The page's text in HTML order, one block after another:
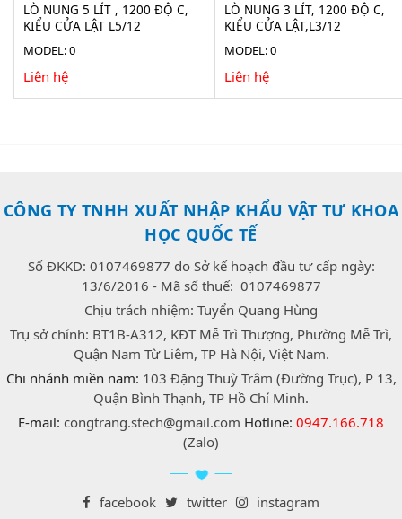
LÒ NUNG 5 LÍT , 1200 ĐỘ C,
KIỂU CỬA LẬT L5/12
MODEL: 0
Liên hệ
LÒ NUNG 3 LÍT, 1200 ĐỘ C,
KIỂU CỬA LẬT,L3/12
MODEL: 0
Liên hệ
CÔNG TY TNHH XUẤT NHẬP KHẨU VẬT TƯ KHOA
HỌC QUỐC TẾ
Số ĐKKD: 0107469877 do Sở kế hoạch đầu tư cấp ngày:
13/6/2016 - Mã số thuế: 0107469877
Chịu trách nhiệm: Tuyển Quang Hùng
Trụ sở chính: BT1B-A312, KĐT Mễ Trì Thượng, Phường Mễ Trì,
Quận Nam Từ Liêm, TP Hà Nội, Việt Nam.
Chi nhánh miền nam: 103 Đặng Thuỳ Trâm (Đường Trục), P 13,
Quận Bình Thạnh, TP Hồ Chí Minh.
E-mail: congtrang.stech@gmail.com Hotline: 0947.166.718
(Zalo)
facebook twitter instagram